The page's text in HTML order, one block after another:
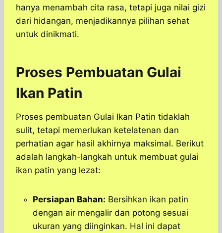
hanya menambah cita rasa, tetapi juga nilai gizi
dari hidangan, menjadikannya pilihan sehat
untuk dinikmati.
Proses Pembuatan Gulai
Ikan Patin
Proses pembuatan Gulai Ikan Patin tidaklah
sulit, tetapi memerlukan ketelatenan dan
perhatian agar hasil akhirnya maksimal. Berikut
adalah langkah-langkah untuk membuat gulai
ikan patin yang lezat:
Persiapan Bahan: Bersihkan ikan patin
dengan air mengalir dan potong sesuai
ukuran yang diinginkan. Hal ini dapat